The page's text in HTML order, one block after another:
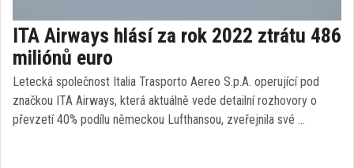
ITA Airways hlásí za rok 2022 ztrátu 486
miliónů euro
Letecká společnost Italia Trasporto Aereo S.p.A. operující pod
značkou ITA Airways, která aktuálně vede detailní rozhovory o
převzetí 40% podílu německou Lufthansou, zveřejnila své …